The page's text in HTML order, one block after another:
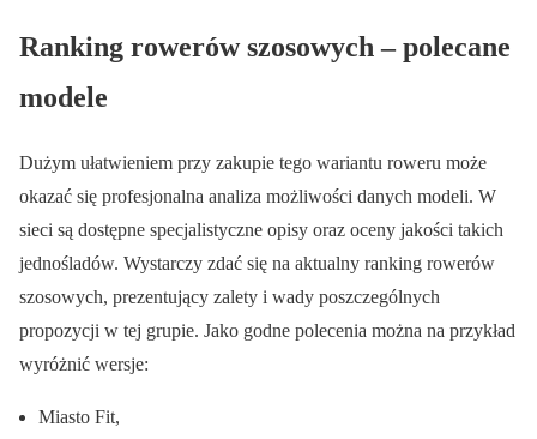
Ranking rowerów szosowych – polecane
modele
Dużym ułatwieniem przy zakupie tego wariantu roweru może
okazać się profesjonalna analiza możliwości danych modeli. W
sieci są dostępne specjalistyczne opisy oraz oceny jakości takich
jednośladów. Wystarczy zdać się na aktualny ranking rowerów
szosowych, prezentujący zalety i wady poszczególnych
propozycji w tej grupie. Jako godne polecenia można na przykład
wyróżnić wersje:
Miasto Fit,